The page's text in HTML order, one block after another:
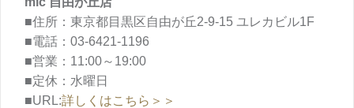
■住所：東京都目黒区自由が丘2-9-15 ユレカビル1F
■電話：03-6421-1196
■営業：11:00～19:00
■定休：水曜日
■URL:詳しくはこちら＞＞